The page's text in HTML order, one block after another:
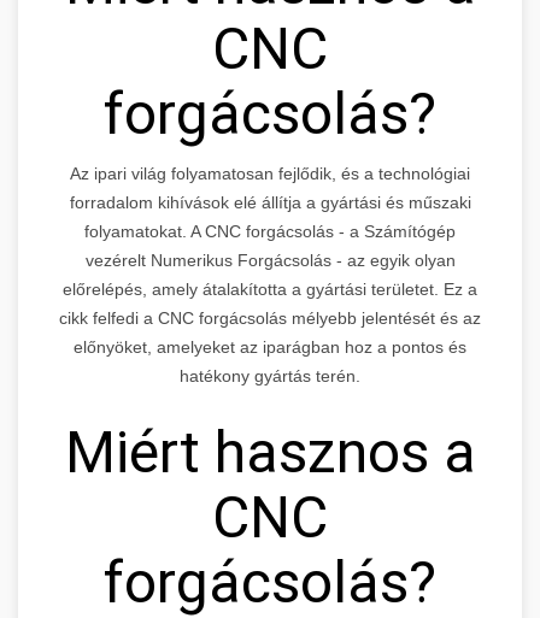
CNC
forgácsolás?
Az ipari világ folyamatosan fejlődik, és a technológiai
forradalom kihívások elé állítja a gyártási és műszaki
folyamatokat. A CNC forgácsolás - a Számítógép
vezérelt Numerikus Forgácsolás - az egyik olyan
előrelépés, amely átalakította a gyártási területet. Ez a
cikk felfedi a CNC forgácsolás mélyebb jelentését és az
előnyöket, amelyeket az iparágban hoz a pontos és
hatékony gyártás terén.
Miért hasznos a
CNC
forgácsolás?